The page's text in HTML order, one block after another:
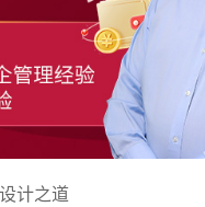
计之道